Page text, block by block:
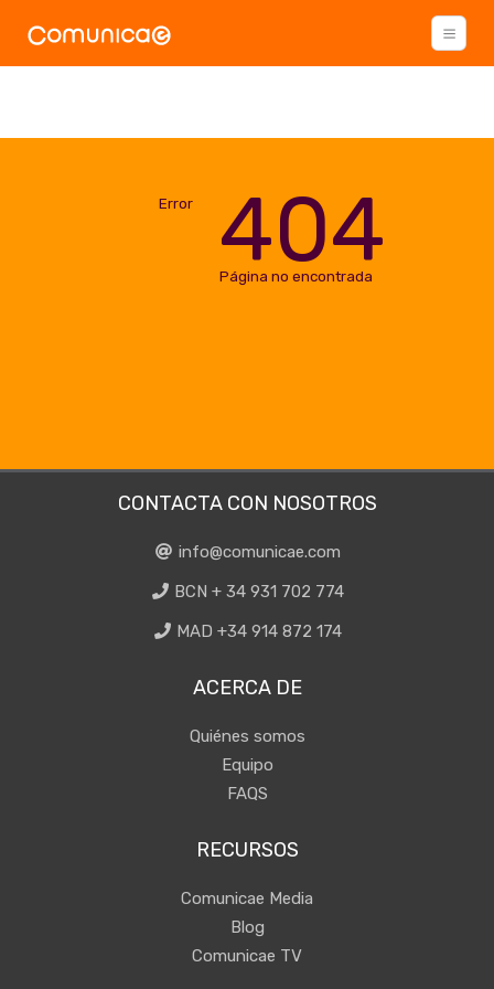
Error 404
Página no encontrada
CONTACTA CON NOSOTROS
info@comunicae.com
BCN + 34 931 702 774
MAD +34 914 872 174
ACERCA DE
Quiénes somos
Equipo
FAQS
RECURSOS
Comunicae Media
Blog
Comunicae TV